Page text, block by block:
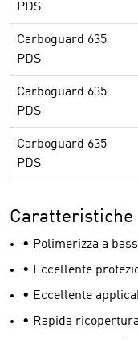
PDS
Carboguard 635
PDS
Carboguard 635
PDS
Carboguard 635
PDS
Caratteristiche
• Polimerizza a
• Eccellente
• Eccellente
• Rapida